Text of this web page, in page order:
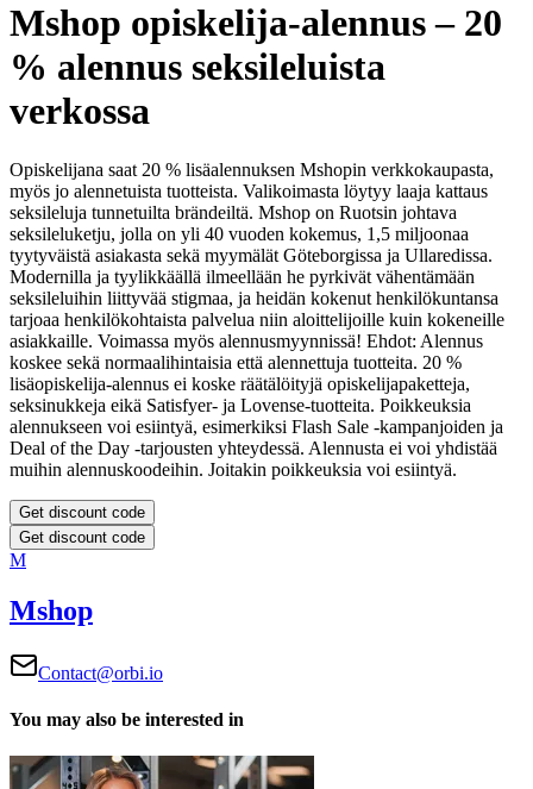
Mshop opiskelija-alennus – 20
% alennus seksileluista
verkossa
Opiskelijana saat 20 % lisäalennuksen Mshopin verkkokaupasta,
myös jo alennetuista tuotteista. Valikoimasta löytyy laaja kattaus
seksileluja tunnetuilta brändeiltä. Mshop on Ruotsin johtava
seksileluketju, jolla on yli 40 vuoden kokemus, 1,5 miljoonaa
tyytyväistä asiakasta sekä myymälät Göteborgissa ja Ullaredissa.
Modernilla ja tyylikkäällä ilmeellään he pyrkivät vähentämään
seksileluihin liittyvää stigmaa, ja heidän kokenut henkilökuntansa
tarjoaa henkilökohtaista palvelua niin aloittelijoille kuin kokeneille
asiakkaille. Voimassa myös alennusmyynnissä! Ehdot: Alennus
koskee sekä normaalihintaisia että alennettuja tuotteita. 20 %
lisäopiskelija-alennus ei koske räätälöityjä opiskelijapaketteja,
seksinukkeja eikä Satisfyer- ja Lovense-tuotteita. Poikkeuksia
alennukseen voi esiintyä, esimerkiksi Flash Sale -kampanjoiden ja
Deal of the Day -tarjousten yhteydessä. Alennusta ei voi yhdistää
muihin alennuskoodeihin. Joitakin poikkeuksia voi esiintyä.
Get discount code
Get discount code
M
Mshop
Contact@orbi.io
You may also be interested in